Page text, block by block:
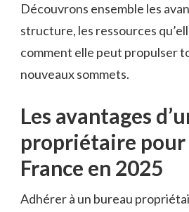
Découvrons ensemble les
structure, les ressources
comment elle peut propulser
nouveaux sommets.
Les avantages
propriétaire pour
France en 2025
Adhérer à un bureau